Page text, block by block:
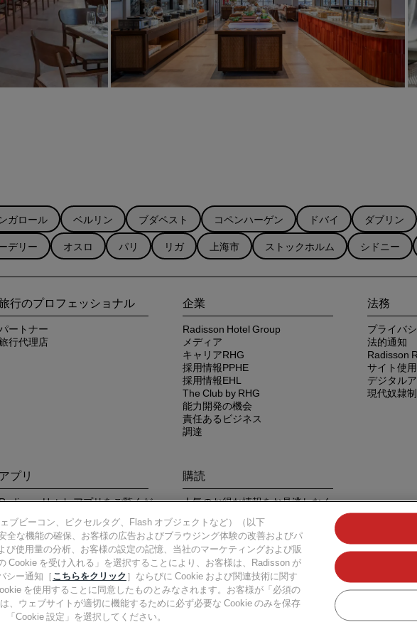
ガロール ベルリン ブダペスト コペンハーゲン ドバイ ダブリン
デリー オスロ パリ リガ 上海市 ストックホルム シドニー
行のプロフェッショナル
ートナー
行代理店
企業
Radisson Hotel Group
メディア
キャリアRHG
採用情報PPHE
採用情報EHL
The Club by RHG
能力開発の機会
責任あるビジネス
調達
法務
プライバ
法的通知
Radisson
サイト使
デジタル
現代奴隷
アプリ
Hotels アプリをご覧くだ
さい
購読
人気のお得な情報をお見逃しなく
Radisson Hotel Group、Radisson、Radisson RED、Radisson Blu、Radisson Collection、
Meetings は Radisson Hotel Group の登録商標です。
ブビーコン、ピクセルタグ、Flash オブジェクトなど）（以下
全な機能の確保、お客様の広告およびブラウジング体験の改善およびパ
使用量の分析、お客様の設定の記憶、当社のマーケティングおよび販
Cookie を受け入れる」を選択することにより、お客様は、Radisson が
シー通知［こちらをクリック］ならびに Cookie および関連技術に関す
を使用することに同意したものとみなされます。お客様が「必須の
、ウェブサイトが適切に機能するために必ず必要な Cookie のみを保存
Cookie 設定」を選択してください。